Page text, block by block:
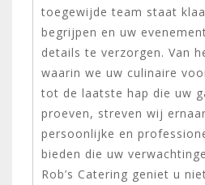
toegewijde team staat
begrijpen en uw
details te verzorgen. Van
waarin we uw culinaire
tot de laatste hap die uw
proeven, streven wij
persoonlijke en
bieden die uw
Rob’s Catering geniet u